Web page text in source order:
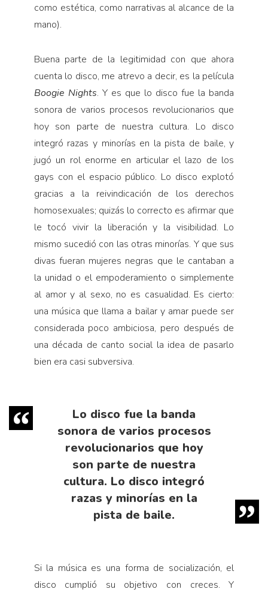
como estética, como narrativas al alcance de la
mano).
Buena parte de la legitimidad con que ahora
cuenta lo disco, me atrevo a decir, es la película
Boogie Nights. Y es que lo disco fue la banda
sonora de varios procesos revolucionarios que
hoy son parte de nuestra cultura. Lo disco
integró razas y minorías en la pista de baile, y
jugó un rol enorme en articular el lazo de los
gays con el espacio público. Lo disco explotó
gracias a la reivindicación de los derechos
homosexuales; quizás lo correcto es afirmar que
le tocó vivir la liberación y la visibilidad. Lo
mismo sucedió con las otras minorías. Y que sus
divas fueran mujeres negras que le cantaban a
la unidad o el empoderamiento o simplemente
al amor y al sexo, no es casualidad. Es cierto:
una música que llama a bailar y amar puede ser
considerada poco ambiciosa, pero después de
una década de canto social la idea de pasarlo
bien era casi subversiva.
Lo disco fue la banda
sonora de varios procesos
revolucionarios que hoy
son parte de nuestra
cultura. Lo disco integró
razas y minorías en la
pista de baile.
Si la música es una forma de socialización, el
disco cumplió su objetivo con creces. Y